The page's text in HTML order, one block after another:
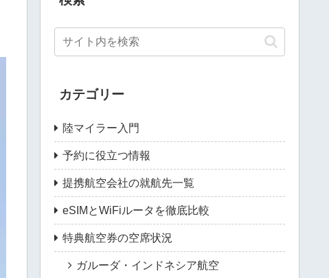
カテゴリー
陸マイラー入門
予約に役立つ情報
提携航空会社の就航先一覧
eSIMとWiFiルータを徹底比較
特典航空券の空席状況
ガルーダ・インドネシア航空